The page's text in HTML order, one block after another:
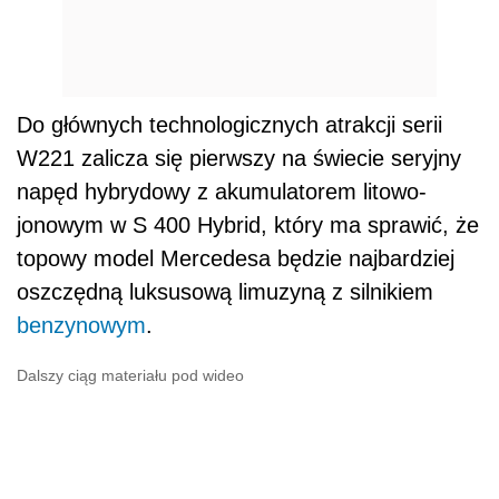
Do głównych technologicznych atrakcji serii
W221 zalicza się pierwszy na świecie seryjny
napęd hybrydowy z akumulatorem litowo-
jonowym w S 400 Hybrid, który ma sprawić, że
topowy model Mercedesa będzie najbardziej
oszczędną luksusową limuzyną z silnikiem
benzynowym.
Dalszy ciąg materiału pod wideo